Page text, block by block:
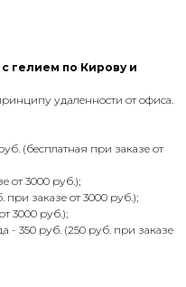
гелием по Кирову и
удаленности от офиса.
(бесплатная при заказе от
от 3000 руб.);
при заказе от 3000 руб.);
3000 руб.);
- 350 руб. (250 руб. при заказе